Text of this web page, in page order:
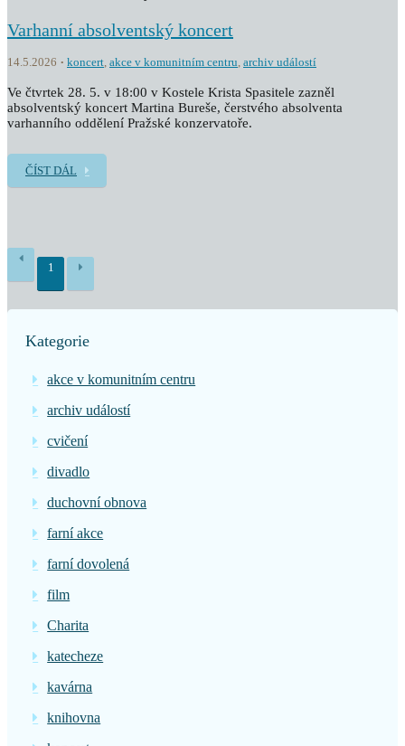
Varhanní absolventský koncert
14.5.2026 koncert, akce v komunitním centru, archiv událostí
Ve čtvrtek 28. 5. v 18:00 v Kostele Krista Spasitele zazněl
absolventský koncert Martina Bureše, čerstvého absolventa
varhanního oddělení Pražské konzervatoře.
ČÍST DÁL
1
Kategorie
akce v komunitním centru
archiv událostí
cvičení
divadlo
duchovní obnova
farní akce
farní dovolená
film
Charita
katecheze
kavárna
knihovna